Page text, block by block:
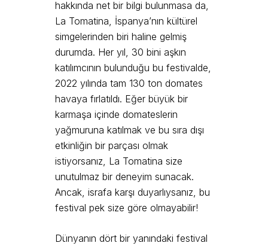
hakkında net bir bilgi bulunmasa da,
La Tomatina, İspanya’nın kültürel
simgelerinden biri haline gelmiş
durumda. Her yıl, 30 bini aşkın
katılımcının bulunduğu bu festivalde,
2022 yılında tam 130 ton domates
havaya fırlatıldı. Eğer büyük bir
karmaşa içinde domateslerin
yağmuruna katılmak ve bu sıra dışı
etkinliğin bir parçası olmak
istiyorsanız, La Tomatina size
unutulmaz bir deneyim sunacak.
Ancak, israfa karşı duyarlıysanız, bu
festival pek size göre olmayabilir!
Dünyanın dört bir yanındaki festival